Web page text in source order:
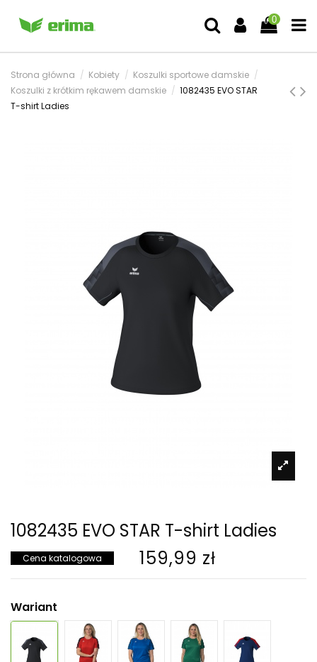
0
Strona główna Kobiety
Koszulki sportowe damskie
Koszulki z krótkim rękawem damskie
1082435 EVO STAR
T-shirt Ladies
1082435 EVO STAR T-shirt Ladies
Cena katalogowa 159,99 zł
Wariant